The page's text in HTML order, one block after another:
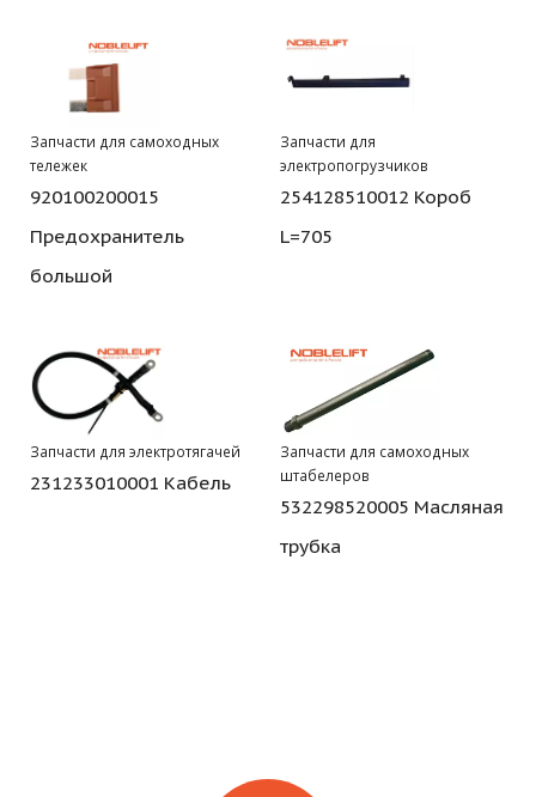
Запчасти для самоходных
тележек
920100200015
Предохранитель
большой
Запчасти для
электропогрузчиков
254128510012 Короб
L=705
Запчасти для электротягачей
231233010001 Кабель
Запчасти для самоходных
штабелеров
532298520005 Масляная
трубка